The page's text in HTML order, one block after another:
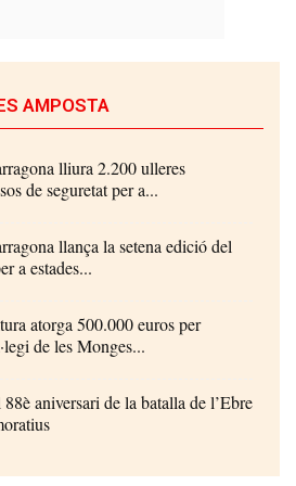
AMPOSTA
lliura 2.200 ulleres
de seguretat per a...
llança la setena edició del
a estades...
atorga 500.000 euros per
de les Monges...
aniversari de la batalla de l’Ebre